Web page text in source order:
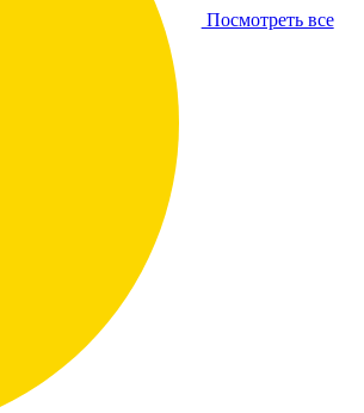
Посмотреть все